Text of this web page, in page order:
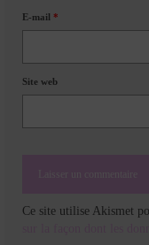
E-mail *
Site web
Ce site utilise Akismet